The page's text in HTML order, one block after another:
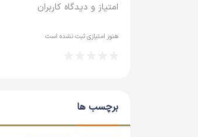
دلیل هم حمل و جا به جایی آن
امتیاز و دیدگاه کاربران
هنوز امتیازی ثبت نشده است
برچسب ها